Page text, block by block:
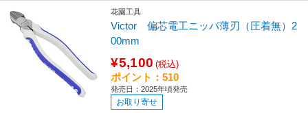
花園工具
Victor 偏芯電工ニッパ薄刃（圧着無）2
00mm
¥5,100 (税込)
ポイント：510
発売日：2025年頃発売
お取り寄せ